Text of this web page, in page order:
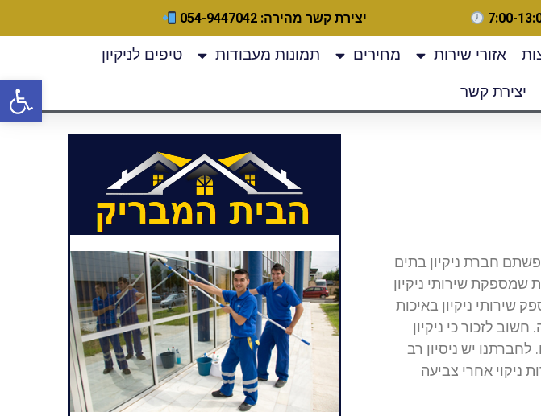
יצירת קשר מהירה: 054-9447042
אזורי שירות מחירים תמונות מעבודות טיפים לניקיון
יצירת קשר
חברת ניקיון בתים
שמספקת שירותי ניקיון
שירותי ניקיון באיכות
לזכור כי ניקיון
יש ניסיון רב
ניקוי אחרי צביעה